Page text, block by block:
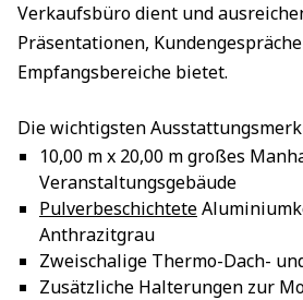
Verkaufsbüro dient und
Präsentationen,
Empfangsbereiche bietet.
Die wichtigsten
10,00 m x 20,00 m großes
Veranstaltungsgebäude
Pulverbeschichtete
Anthrazitgrau
Zweischalige Thermo-Dach-
Zusätzliche Halterungen zur